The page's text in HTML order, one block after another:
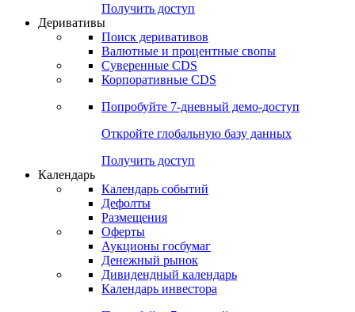
Получить доступ
Деривативы
Поиск деривативов
Валютные и процентные свопы
Суверенные CDS
Корпоративные CDS
Попробуйте 7-дневный демо-доступ
Откройте глобальную базу данных
Получить доступ
Календарь
Календарь событий
Дефолты
Размещения
Оферты
Аукционы госбумаг
Денежный рынок
Дивидендный календарь
Календарь инвестора